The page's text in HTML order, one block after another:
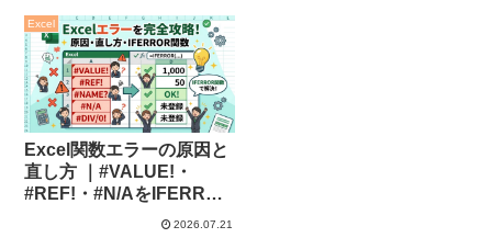
Excel
Excel関数エラーの原因と
直し方 ｜#VALUE!・
#REF!・#N/AをIFERROR
2026.07.21